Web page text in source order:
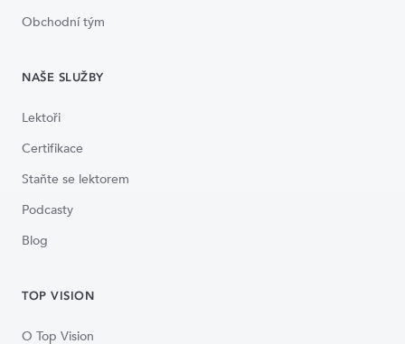
Obchodní tým
NAŠE SLUŽBY
Lektoři
Certifikace
Staňte se lektorem
Podcasty
Blog
TOP VISION
O Top Vision